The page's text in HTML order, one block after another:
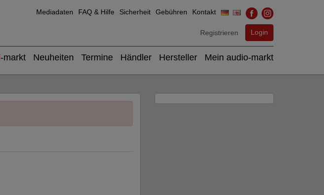
Mediadaten FAQ & Hilfe Sicherheit Gebühren Kontakt
Registrieren Login
-markt Neuheiten Termine Händler Hersteller Mein audio-markt